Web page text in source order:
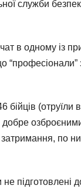
служби
в одному із
бійців
озброєними
по
підготовлені